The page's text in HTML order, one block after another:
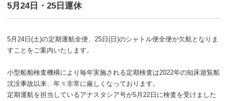
5月24日・25日運休
5月24日(土)の定期運航全便、25日(日)のシャトル便全便が欠航となりま
すことをご案内いたします。
小型船舶検査機構により毎年実施される定期検査は2022年の知床遊覧船
沈没事故以来、年々非常に厳しくなっております。
定期運航を担当しているアナスタシア号が5月22日に検査を受けました